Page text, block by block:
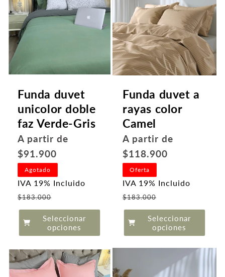
Funda duvet
unicolor doble
faz Verde-Gris
Precio
habitual
A partir de
$91.900
Agotado
IVA 19% Incluido
$183.000
de
oferta
Seleccionar
opciones
Funda duvet a
rayas color
Camel
Precio
habitual
A partir de
$118.900
Oferta
IVA 19% Incluido
$183.000
de
oferta
Seleccionar
opciones